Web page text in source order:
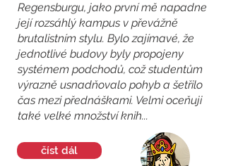
Regensburgu, jako první mě napadne
její rozsáhlý kampus v převážně
brutalistním stylu. Bylo zajímavé, že
jednotlivé budovy byly propojeny
systémem podchodů, což studentům
výrazně usnadňovalo pohyb a šetřilo
čas mezi přednáškami. Velmi oceňuji
také velké množství knih...
číst dál